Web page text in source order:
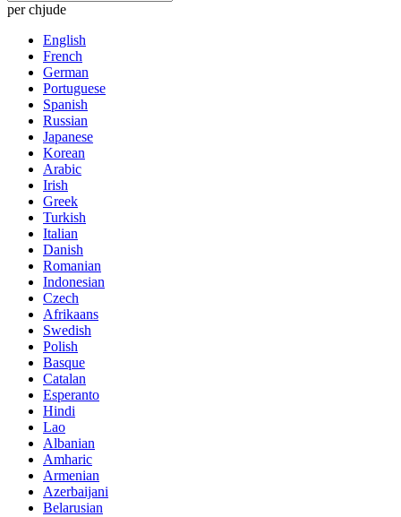
per chjude
English
French
German
Portuguese
Spanish
Russian
Japanese
Korean
Arabic
Irish
Greek
Turkish
Italian
Danish
Romanian
Indonesian
Czech
Afrikaans
Swedish
Polish
Basque
Catalan
Esperanto
Hindi
Lao
Albanian
Amharic
Armenian
Azerbaijani
Belarusian